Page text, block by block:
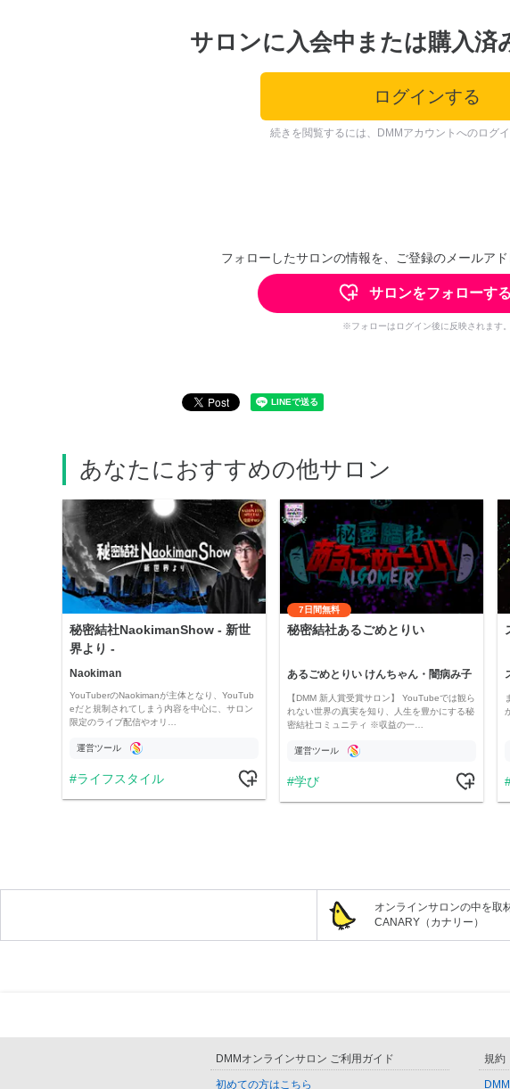
サロンに入会中または購入済
ログインする
続きを閲覧するには、DMMアカウントへのログイ
フォローしたサロンの情報を、ご登録のメールアド
サロンをフォローする
※フォローはログイン後に反映されます。
あなたにおすすめの他サロン
秘密結社NaokimanShow - 新世
界より -
Naokiman
YouTuberのNaokimanが主体となり、YouTub
eだと規制されてしまう内容を中心に、サロン
限定のライブ配信やオリ…
運営ツール
ライフスタイル
7日間無料
秘密結社あるごめとりい
あるごめとりい けんちゃん・闇病み子
【DMM 新人賞受賞サロン】 YouTubeでは観ら
れない世界の真実を知り、人生を豊かにする秘
密結社コミュニティ ※収益の一…
運営ツール
学び
オンラインサロンの中を取
CANARY（カナリー）
DMMオンラインサロン ご利用ガイド
初めての方はこちら
規約